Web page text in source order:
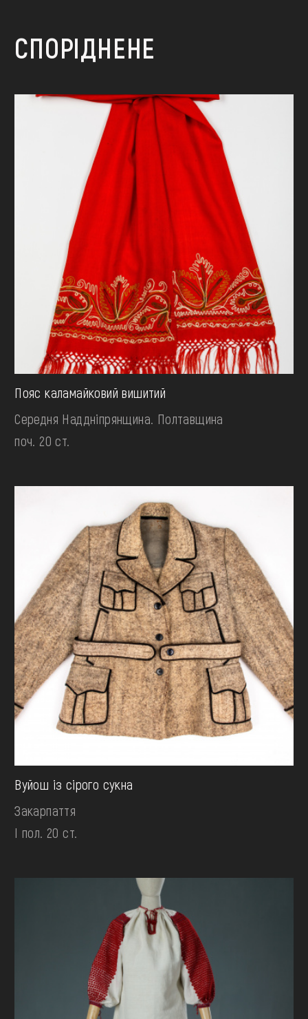
СПОРІДНЕНЕ
Пояс каламайковий вишитий
Середня Наддніпрянщина. Полтавщина
поч. 20 ст.
Вуйош із сірого сукна
Закарпаття
І пол. 20 ст.